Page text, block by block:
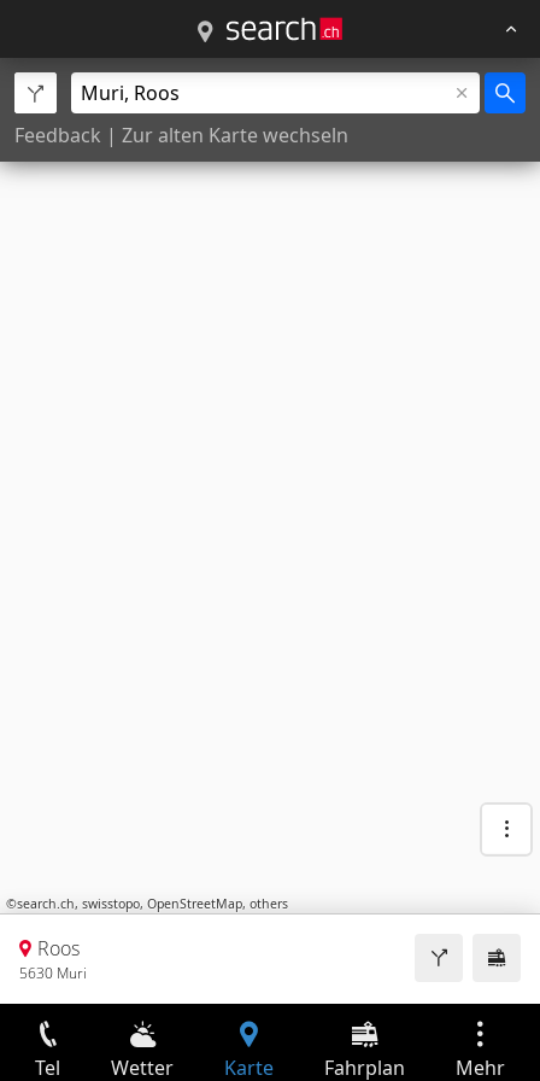
Feedback | Zur alten Karte wechseln
©search.ch, swisstopo, OpenStreetMap, others
Roos
5630 Muri
Tel Wetter Karte Fahrplan Mehr